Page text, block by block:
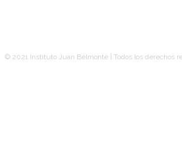
© 2021 Instituto Juan Belmonte | Todos los derechos